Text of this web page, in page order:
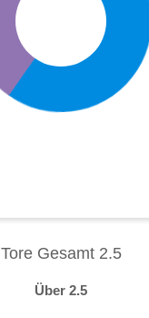
Tore Gesamt 2.5
Über 2.5